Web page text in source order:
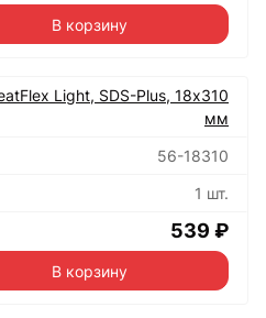
В корзину
Light, SDS-Plus, 18х310
мм
56-18310
1 шт.
539 ₽
В корзину